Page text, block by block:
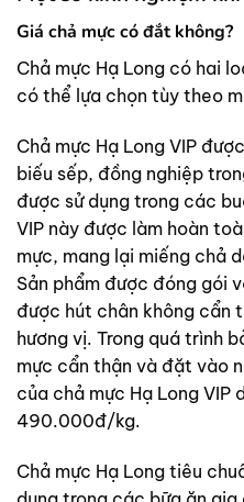
Giá chả mực có đắt không?
Chả mực Hạ Long có hai
có thể lựa chọn tùy theo
Chả mực Hạ Long VIP
biếu sếp, đồng nghiệp
được sử dụng trong các
VIP này được làm hoàn
mực, mang lại miếng chả
Sản phẩm được đóng gói
được hút chân không cẩn
hương vị. Trong quá trình
mực cẩn thận và đặt vào
của chả mực Hạ Long VIP
490.000đ/kg.
Chả mực Hạ Long tiêu